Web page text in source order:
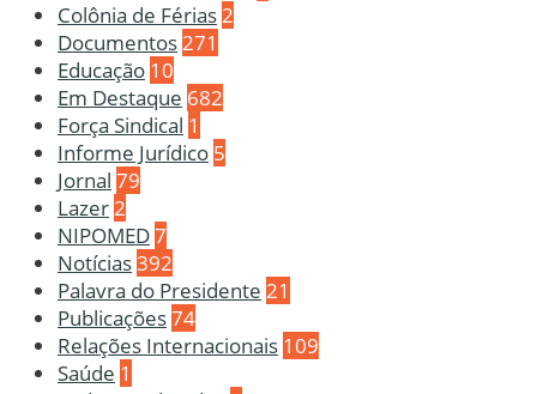
Colônia de Férias 2
Documentos 271
Educação 10
Em Destaque 682
Força Sindical 1
Informe Jurídico 5
Jornal 79
Lazer 2
NIPOMED7
Notícias392
Palavra do Presidente 21
Publicações74
Relações Internacionais 109
Saúde 1